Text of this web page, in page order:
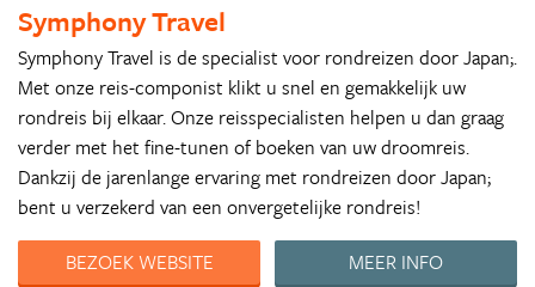
Symphony Travel
Symphony Travel is de specialist voor rondreizen door Japan;.
Met onze reis-componist klikt u snel en gemakkelijk uw
rondreis bij elkaar. Onze reisspecialisten helpen u dan graag
verder met het fine-tunen of boeken van uw droomreis.
Dankzij de jarenlange ervaring met rondreizen door Japan;
bent u verzekerd van een onvergetelijke rondreis!
BEZOEK WEBSITE
MEER INFO